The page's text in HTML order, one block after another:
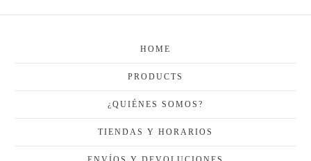
HOME
PRODUCTS
¿QUIÉNES SOMOS?
TIENDAS Y HORARIOS